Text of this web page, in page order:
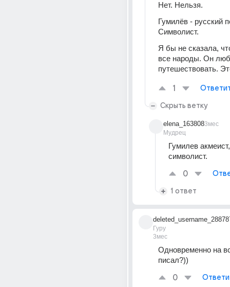
Нет. Нельзя.
Гумилёв - русский
Символист.
Я бы не сказала,
все народы. Он
путешествовать.
1
Скрыть ветку
elena_163808
Мудрец
3мес
Гумилев
символист.
0
1 ответ
Гуру
3мес
Одновременно на
писал?))
0